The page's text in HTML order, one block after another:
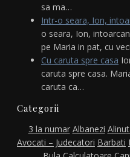
sa ma…
Intr-o seara, Ion,
o seara, Ion,
pe Maria in pat, cu
Cu caruta spre casa
caruta spre casa.
caruta ca…
Categorii
3 la numar Albanezi
Avocati – Judecatori Barbati